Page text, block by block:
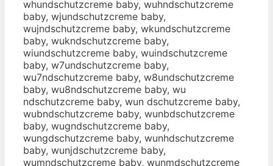
whundschutzcreme baby, wuhndschutzcreme
baby, wjundschutzcreme baby,
wujndschutzcreme baby, wkundschutzcreme
baby, wukndschutzcreme baby,
wiundschutzcreme baby, wuindschutzcreme
baby, w7undschutzcreme baby,
wu7ndschutzcreme baby, w8undschutzcreme
baby, wu8ndschutzcreme baby, wu
ndschutzcreme baby, wun dschutzcreme baby,
wubndschutzcreme baby, wunbdschutzcreme
baby, wugndschutzcreme baby,
wungdschutzcreme baby, wunhdschutzcreme
baby, wunjdschutzcreme baby,
wumndschutzcreme baby, wunmdschutzcreme